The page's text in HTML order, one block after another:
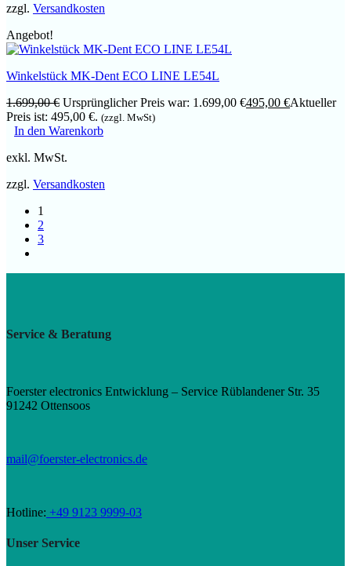
zzgl. Versandkosten
Angebot!
Winkelstück MK-Dent ECO LINE LE54L
1.699,00€ Ursprünglicher Preis war: 1.699,00 €495,00 €Aktueller
Preis ist: 495,00 €. (zzgl. MwSt)
In den Warenkorb
exkl. MwSt.
zzgl. Versandkosten
1
2
3
Service & Beratung
Foerster electronics Entwicklung – Service Rüblandener Str. 35
91242 Ottensoos
mail@foerster-electronics.de
Hotline: +49 9123 9999-03
Unser Service